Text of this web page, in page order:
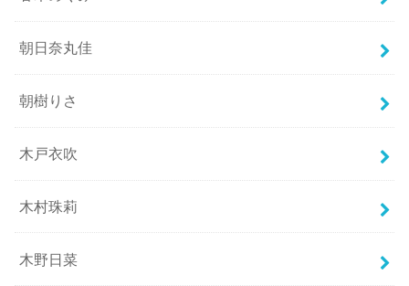
朝日奈丸佳
朝樹りさ
木戸衣吹
木村珠莉
木野日菜